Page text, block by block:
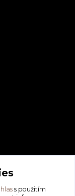
s použitím